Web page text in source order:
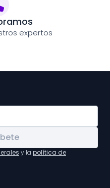
expertos
y la política de